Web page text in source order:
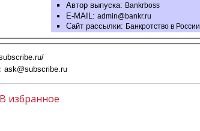
Автор выпуска: Bankrboss
E-MAIL:admin@bankr.ru
Сайт рассылки: Банкротство в России
ask@subscribe.ru
В избранное